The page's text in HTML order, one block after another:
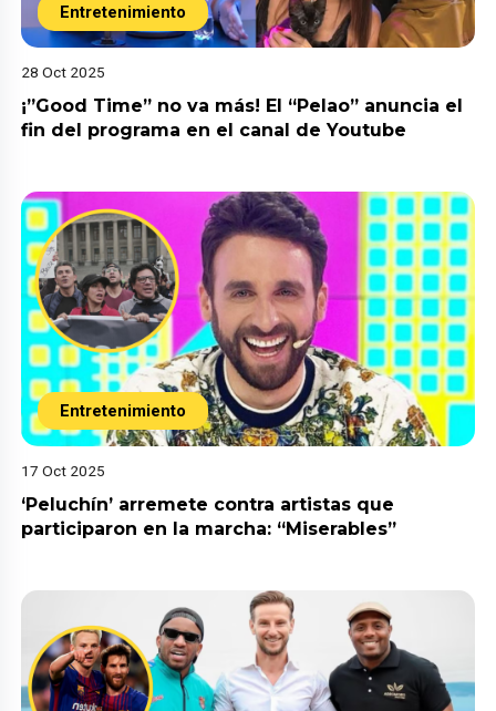
Entretenimiento
28 Oct 2025
¡”Good Time” no va más! El “Pelao” anuncia el
fin del programa en el canal de Youtube
Entretenimiento
17 Oct 2025
‘Peluchín’ arremete contra artistas que
participaron en la marcha: “Miserables”